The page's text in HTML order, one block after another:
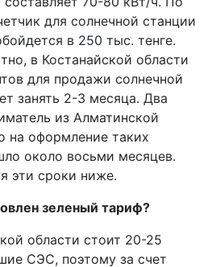
для солнечной станции
в 250 тыс. тенге.
в Костанайской области
для продажи солнечной
занять 2-3 месяца. Два
из Алматинской
на оформление таких
около восьми месяцев.
эти сроки ниже.
зеленый тариф?
области стоит 20-25
СЭС, поэтому за счет